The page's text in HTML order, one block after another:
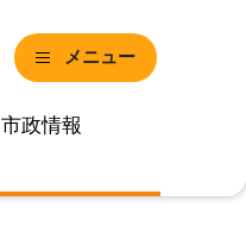
メニュー
市政情報